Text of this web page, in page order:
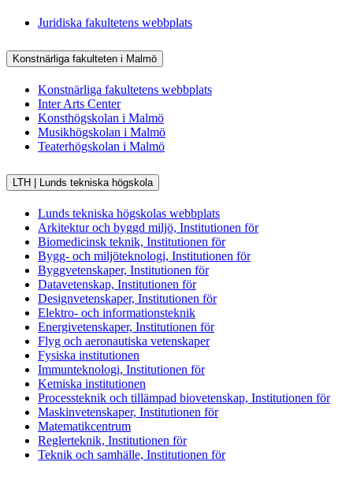
Juridiska fakultetens webbplats
Konstnärliga fakulteten i Malmö
Konstnärliga fakultetens webbplats
Inter Arts Center
Konsthögskolan i Malmö
Musikhögskolan i Malmö
Teaterhögskolan i Malmö
LTH | Lunds tekniska högskola
Lunds tekniska högskolas webbplats
Arkitektur och byggd miljö, Institutionen för
Biomedicinsk teknik, Institutionen för
Bygg- och miljöteknologi, Institutionen för
Byggvetenskaper, Institutionen för
Datavetenskap, Institutionen för
Designvetenskaper, Institutionen för
Elektro- och informationsteknik
Energivetenskaper, Institutionen för
Flyg och aeronautiska vetenskaper
Fysiska institutionen
Immunteknologi, Institutionen för
Kemiska institutionen
Processteknik och tillämpad biovetenskap, Institutionen för
Maskinvetenskaper, Institutionen för
Matematikcentrum
Reglerteknik, Institutionen för
Teknik och samhälle, Institutionen för